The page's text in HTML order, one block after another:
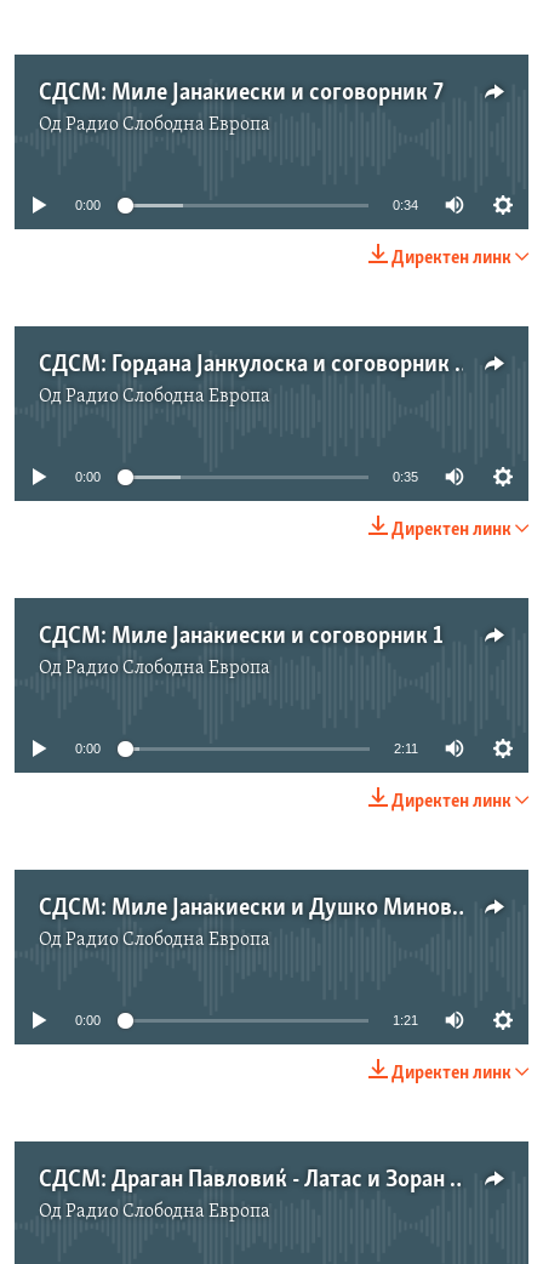
СДСМ: Миле Јанакиески и соговорник 7
ОдРадио Слободна Eвропа
No media source currently available
0:00 0:34
Директен линк
СДСМ: Гордана Јанкулоска и соговорник 2
ОдРадио Слободна Eвропа
No media source currently available
0:00 0:35
Директен линк
СДСМ: Миле Јанакиески и соговорник 1
ОдРадио Слободна Eвропа
No media source currently available
0:00 2:11
Директен линк
СДСМ: Миле Јанакиески и Душко Миновски
ОдРадио Слободна Eвропа
No media source currently available
0:00 1:21
Директен линк
СДСМ: Драган Павловиќ - Латас и Зоран Коњановски
ОдРадио Слободна Eвропа
No media source currently available